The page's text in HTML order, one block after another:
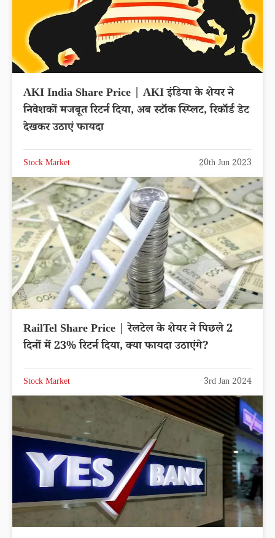
AKI India Share Price | AKI इंडिया के शेयर ने
निवेशकों मजबूत रिटर्न दिया, अब स्टॉक स्प्लिट, रिकॉर्ड डेट
देखकर उठाएं फायदा
Stock Market 20th Jun 2023
RailTel Share Price | रेलटेल के शेयर ने पिछले 2
दिनों में 23% रिटर्न दिया, क्या फायदा उठाएंगे?
Stock Market 3rd Jan 2024